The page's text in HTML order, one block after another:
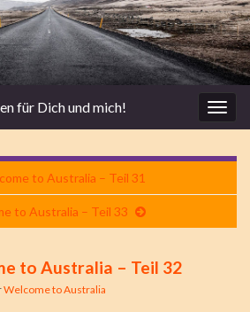
für Dich und mich!
to Australia – Teil 31
to Australia – Teil 33
to Australia – Teil 32
Welcome to Australia